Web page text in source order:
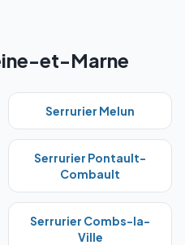
et-Marne
Serrurier Melun
Serrurier Pontault-
Combault
Serrurier Combs-la-
Ville